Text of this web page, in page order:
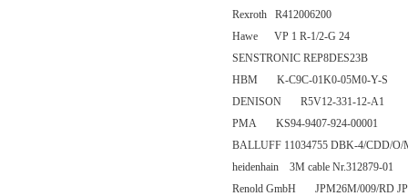
Rexroth R412006200
Hawe VP 1 R-1/2-G 24
SENSTRONIC REP8DES23B
HBM K-C9C-01K0-05M0-Y-S
DENISON R5V12-331-12-A1
PMA KS94-9407-924-00001
BALLUFF 11034755 DBK-4/CDD/O/
heidenhain 3M cable Nr.312879-01
Renold GmbH JPM26M/009/RD